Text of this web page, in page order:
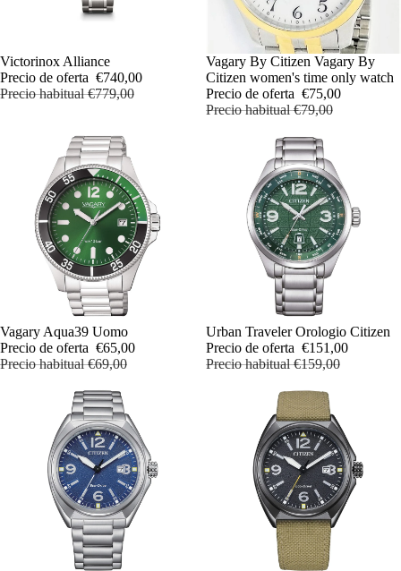
OFERTA
Victorinox Alliance
Precio de oferta €740,00
Precio habitual€779,00
OFERTA
Vagary By Citizen Vagary By
Citizen women's time only watch
Precio de oferta €75,00
Precio habitual€79,00
OFERTA
Vagary Aqua39 Uomo
Precio de oferta €65,00
Precio habitual€69,00
OFERTA
Urban Traveler Orologio Citizen
Precio de oferta €151,00
Precio habitual€159,00